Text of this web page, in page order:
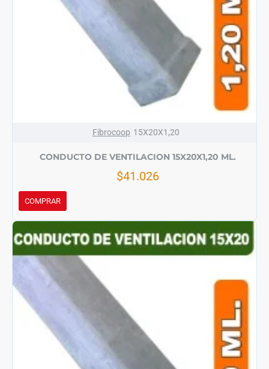
Fibrocoop 15X20X1,20
CONDUCTO DE VENTILACION 15X20X1,20 ML.
$41.026
COMPRAR